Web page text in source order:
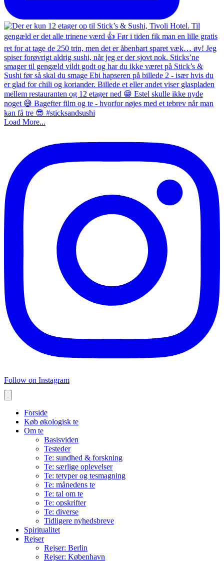
Load More...
Follow on Instagram
Forside
Køb økologisk te
Om te
Basisviden
Testeder
Te: sundhed & forskning
Te: særlige oplevelser
Te: tetyper og tesmagning
Te: månedens te
Te: tal om te
Te: opskrifter
Te: diverse
Tidligere nyhedsbreve
Spiritualitet
Rejser
Rejser: Berlin
Rejser: København